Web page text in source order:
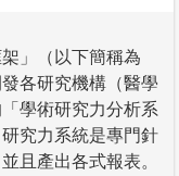
」（以下簡稱為
各研究機構（醫學
學術研究力分析系
究力系統是專門針
且產出各式報表。